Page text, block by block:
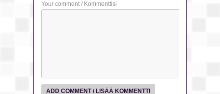
Your comment / Kommenttisi